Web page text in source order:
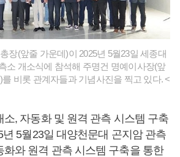
장(앞줄 가운데)이 2025년 5월23일 세종대
소 개소식에 참석해 주명건 명예이사장(앞
비롯 관계자들과 기념사진을 찍고 있다. <
, 자동화 및 원격 관측 시스템 구축
5월23일 대양천문대 곤지암 관측
화와 원격 관측 시스템 구축을 통한